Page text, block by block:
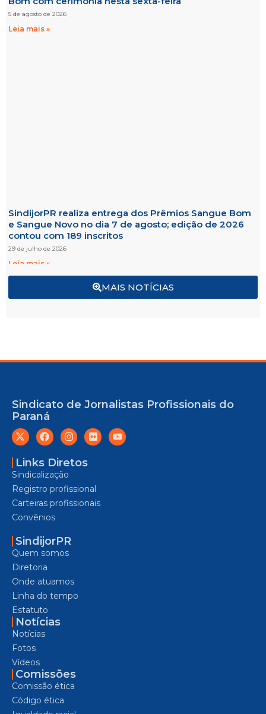
MAIS NOTÍCIAS
5 de agosto de 2026
Leia mais »
SindijorPR realiza entrega dos Prêmios Sangue Bom
e Sangue Novo no dia 7 de agosto; edição de 2026
contou com 189 inscritos
29 de julho de 2026
Leia mais »
Sindicato de Jornalistas Profissionais do
Paraná
Links Diretos
Sindicalização
Registro profissional
Carteiras profissionais
Convênios
SindijorPR
Quem somos
Diretoria
Onde atuamos
Linha do tempo
Estatuto
Notícias
Notícias
Fotos
Vídeos
Comissões
Comissão ética
Código ética